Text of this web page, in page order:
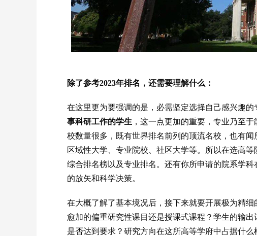
除了参考2023年排名，还需要理解什么：
在这里更为要强调的是，必需坚定选择自己感兴趣的
事科研工作的学生 ，这一点更加的重要，专业乃至
校数量很多，既有世界排名前列的顶流名校，也有
区域性大学、专业院校、社区大学等。所以在选高
综合排名榜以及专业排名。还有你所申请的院系学
的放矢和科学决策。
在大概了解了基本境况后，接下来就要开展极为精
愈加的偏重研究性课目还是授课式课程？学生的输
是否达到要求？研究方向在这所高等学府中占据什